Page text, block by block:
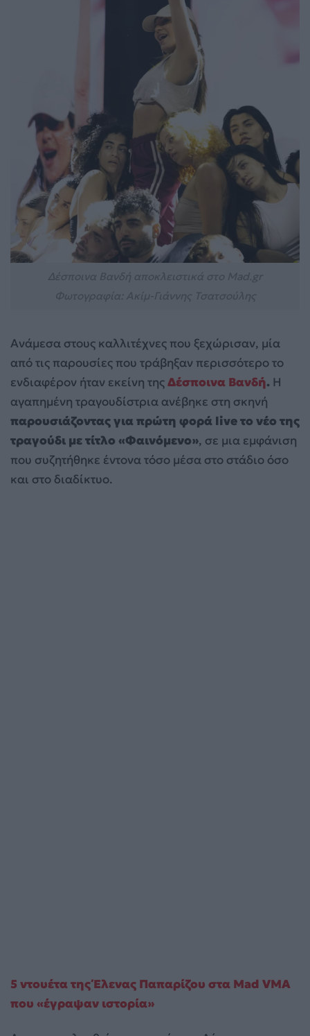
Ανάμεσα στους καλλιτέχνες που ξεχώρισαν, μία
από τις παρουσίες που τράβηξαν περισσότερο το
ενδιαφέρον ήταν εκείνη τηςΔέσποινα Βανδή. Η
αγαπημένη τραγουδίστρια ανέβηκε στη σκηνή
παρουσιάζοντας για πρώτη φορά live το νέο της
τραγούδι με τίτλο «Φαινόμενο», σε μια εμφάνιση
που συζητήθηκε έντονα τόσο μέσα στο στάδιο όσο
και στο διαδίκτυο.
5 ντουέτα της Έλενας Παπαρίζου στα Mad VMA
που «έγραψαν ιστορία»